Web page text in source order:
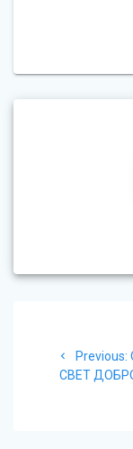
Previous:
СВЕТ